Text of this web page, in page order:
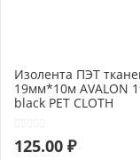
Изолента ПЭТ
19мм*10м AVALON
black PET CLOTH
125.00 ₽